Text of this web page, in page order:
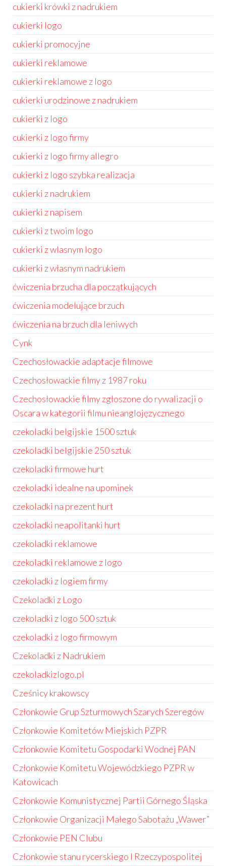
cukierki krówki z nadrukiem
cukierki logo
cukierki promocyjne
cukierki reklamowe
cukierki reklamowe z logo
cukierki urodzinowe z nadrukiem
cukierki z logo
cukierki z logo firmy
cukierki z logo firmy allegro
cukierki z logo szybka realizacja
cukierki z nadrukiem
cukierki z napisem
cukierki z twoim logo
cukierki z wlasnym logo
cukierki z własnym nadrukiem
ćwiczenia brzucha dla początkujących
ćwiczenia modelujące brzuch
ćwiczenia na brzuch dla leniwych
Cynk
Czechosłowackie adaptacje filmowe
Czechosłowackie filmy z 1987 roku
Czechosłowackie filmy zgłoszone do rywalizacji o
Oscara w kategorii filmu nieanglojęzycznego
czekoladki belgijskie 1500 sztuk
czekoladki belgijskie 250 sztuk
czekoladki firmowe hurt
czekoladki idealne na upominek
czekoladki na prezent hurt
czekoladki neapolitanki hurt
czekoladki reklamowe
czekoladki reklamowe z logo
czekoladki z logiem firmy
Czekoladki z Logo
czekoladki z logo 500 sztuk
czekoladki z logo firmowym
Czekoladki z Nadrukiem
czekoladkizlogo.pl
Cześnicy krakowscy
Członkowie Grup Szturmowych Szarych Szeregów
Członkowie Komitetów Miejskich PZPR
Członkowie Komitetu Gospodarki Wodnej PAN
Członkowie Komitetu Wojewódzkiego PZPR w
Katowicach
Członkowie Komunistycznej Partii Górnego Śląska
Członkowie Organizacji Małego Sabotażu „Wawer”
Członkowie PEN Clubu
Członkowie stanu rycerskiego I Rzeczypospolitej